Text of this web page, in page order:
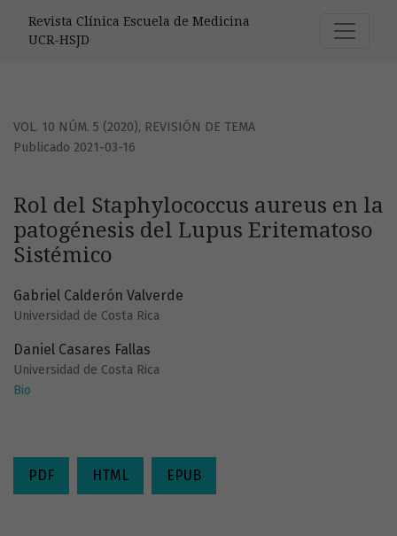
Revista Clínica Escuela de Medicina
UCR-HSJD
VOL. 10 NÚM. 5 (2020), REVISIÓN DE TEMA
Rol del Staphylococcus aureus en la
patogénesis del Lupus Eritematoso
Sistémico
Publicado 2021-03-16
Gabriel Calderón Valverde
Universidad de Costa Rica
Daniel Casares Fallas
Universidad de Costa Rica
Bio
PDF HTML EPUB